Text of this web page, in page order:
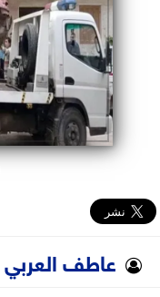
عاطف العربي